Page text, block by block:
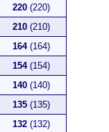
220 (220)
210 (210)
164(164)
154(154)
140 (140)
135 (135)
132 (132)